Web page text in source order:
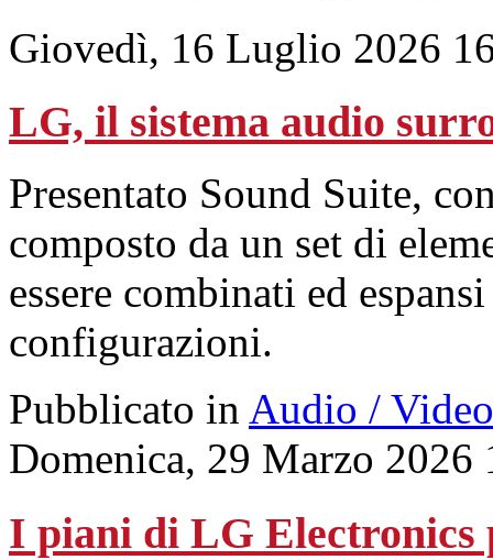
Giovedì, 16 Luglio 2026
LG, il sistema audio
Presentato Sound Suite,
composto da un set di
essere combinati ed
configurazioni.
Pubblicato in Audio / Video
Domenica, 29 Marzo 2026
I piani di LG Electronics